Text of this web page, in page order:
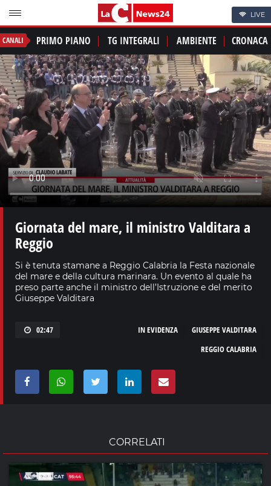
LIVE
CANALI PRIMO PIANO TG INTEGRALI AMBIENTE CRONACA
Giornata del mare, il ministro Valditara a
Reggio
Si è tenuta stamane a Reggio Calabria la Festa nazionale
del mare e della cultura marinara. Un evento al quale ha
preso parte anche il ministro dell’Istruzione e del merito
Giuseppe Valditara
02:47 GIUSEPPE VALDITARA
IN EVIDENZA
REGGIO CALABRIA
CORRELATI